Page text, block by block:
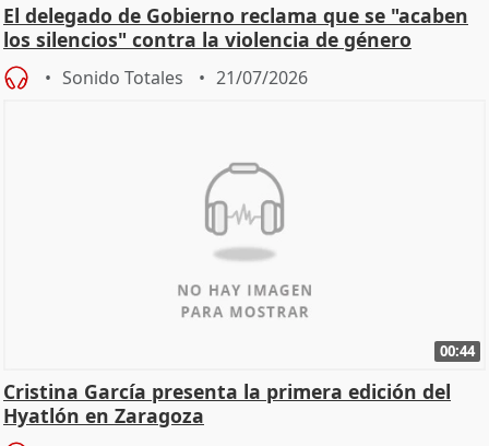
El delegado de Gobierno reclama que se "acaben
los silencios" contra la violencia de género
Sonido Totales 21/07/2026
00:44
Cristina García presenta la primera edición del
Hyatlón en Zaragoza